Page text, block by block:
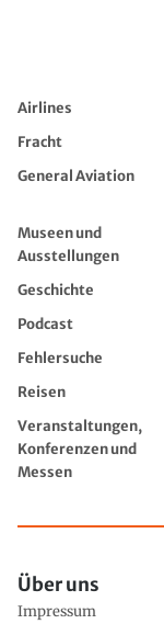
Airlines
Fracht
General Aviation
Museen und
Ausstellungen
Geschichte
Podcast
Fehlersuche
Reisen
Veranstaltungen,
Konferenzen und
Messen
Über uns
Impressum